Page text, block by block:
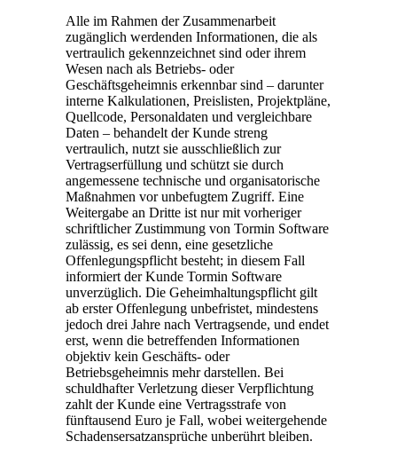
Alle im Rahmen der Zusammenarbeit
zugänglich werdenden Informationen, die als
vertraulich gekennzeichnet sind oder ihrem
Wesen nach als Betriebs- oder
Geschäftsgeheimnis erkennbar sind – darunter
interne Kalkulationen, Preislisten, Projektpläne,
Quellcode, Personaldaten und vergleichbare
Daten – behandelt der Kunde streng
vertraulich, nutzt sie ausschließlich zur
Vertragserfüllung und schützt sie durch
angemessene technische und organisatorische
Maßnahmen vor unbefugtem Zugriff. Eine
Weitergabe an Dritte ist nur mit vorheriger
schriftlicher Zustimmung von Tormin Software
zulässig, es sei denn, eine gesetzliche
Offenlegungspflicht besteht; in diesem Fall
informiert der Kunde Tormin Software
unverzüglich. Die Geheimhaltungspflicht gilt
ab erster Offenlegung unbefristet, mindestens
jedoch drei Jahre nach Vertragsende, und endet
erst, wenn die betreffenden Informationen
objektiv kein Geschäfts- oder
Betriebsgeheimnis mehr darstellen. Bei
schuldhafter Verletzung dieser Verpflichtung
zahlt der Kunde eine Vertragsstrafe von
fünftausend Euro je Fall, wobei weitergehende
Schadensersatzansprüche unberührt bleiben.